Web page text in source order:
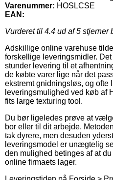
Varenummer: HOSLCSE
EAN:
Vurderet til 4.4 ud af 5 stjerner
Adskillige online varehuse
forskellige leveringsmidler.
stunder levering til et
de købte varer lige når det
ekstremt gnidningsløs, og ofte
leveringsmulighed ved køb af
fits large texturing tool.
Du bør ligeledes prøve at
bor eller til dit arbejde.
tak dyrere, men desuden
leveringsmodel er unægtelig
den mulighed betinges af at du
online firmaets lager.